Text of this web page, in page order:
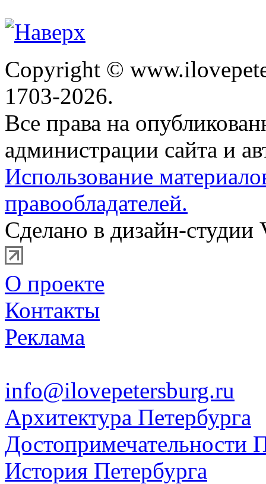
Copyright ©
1703-2026.
Все права на
администрации сайта и
Использование
правообладателей.
Сделано в дизайн-студии
О проекте
Контакты
Реклама
info@ilovepetersburg.ru
Архитектура Петербурга
Достопримечательности
История Петербурга